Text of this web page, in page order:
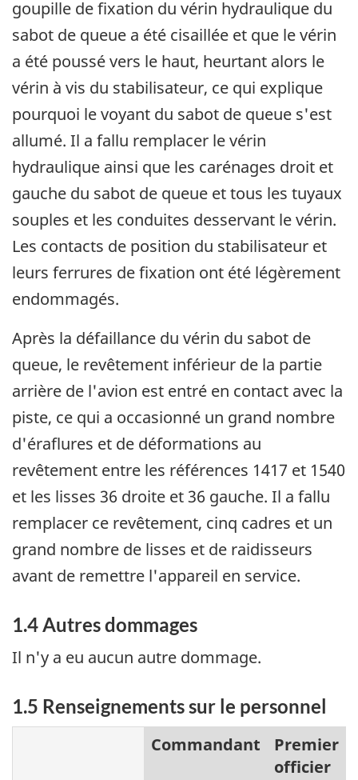
goupille de fixation du vérin hydraulique du
sabot de queue a été cisaillée et que le vérin
a été poussé vers le haut, heurtant alors le
vérin à vis du stabilisateur, ce qui explique
pourquoi le voyant du sabot de queue s'est
allumé. Il a fallu remplacer le vérin
hydraulique ainsi que les carénages droit et
gauche du sabot de queue et tous les tuyaux
souples et les conduites desservant le vérin.
Les contacts de position du stabilisateur et
leurs ferrures de fixation ont été légèrement
endommagés.
Après la défaillance du vérin du sabot de
queue, le revêtement inférieur de la partie
arrière de l'avion est entré en contact avec la
piste, ce qui a occasionné un grand nombre
d'éraflures et de déformations au
revêtement entre les références 1417 et 1540
et les lisses 36 droite et 36 gauche. Il a fallu
remplacer ce revêtement, cinq cadres et un
grand nombre de lisses et de raidisseurs
avant de remettre l'appareil en service.
1.4 Autres dommages
Il n'y a eu aucun autre dommage.
1.5 Renseignements sur le personnel
Commandant
Premier
officier